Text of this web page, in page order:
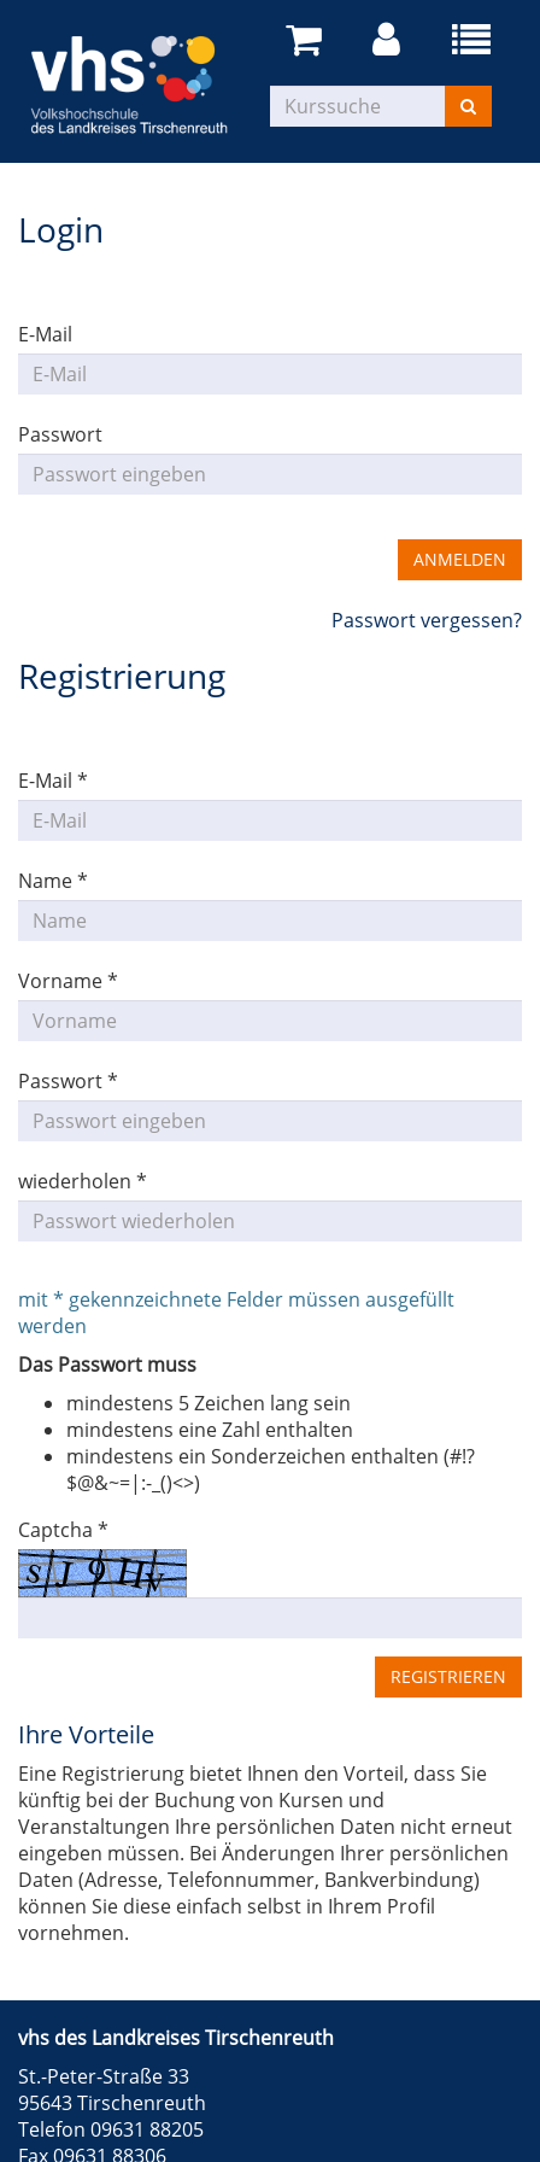
Login
E-Mail
Passwort
ANMELDEN
Passwort vergessen?
Registrierung
E-Mail *
Name *
Vorname *
Passwort *
wiederholen *
mit * gekennzeichnete Felder müssen ausgefüllt
werden
Das Passwort muss
mindestens 5 Zeichen lang sein
mindestens eine Zahl enthalten
mindestens ein Sonderzeichen enthalten (#!?
$@&~=|:-_()<>)
Captcha *
REGISTRIEREN
Ihre Vorteile
Eine Registrierung bietet Ihnen den Vorteil, dass Sie
künftig bei der Buchung von Kursen und
Veranstaltungen Ihre persönlichen Daten nicht erneut
eingeben müssen. Bei Änderungen Ihrer persönlichen
Daten (Adresse, Telefonnummer, Bankverbindung)
können Sie diese einfach selbst in Ihrem Profil
vornehmen.
vhs des Landkreises Tirschenreuth
St.-Peter-Straße 33
95643 Tirschenreuth
Telefon 09631 88205
Fax 09631 88306